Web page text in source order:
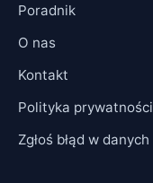
Poradnik
O nas
Kontakt
Polityka prywatności
Zgłoś błąd w danych